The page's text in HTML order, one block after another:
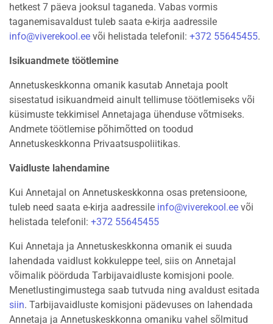
hetkest 7 päeva jooksul taganeda. Vabas vormis
taganemisavaldust tuleb saata e-kirja aadressile
info@viverekool.ee või helistada telefonil: +372 55645455.
Isikuandmete töötlemine
Annetuskeskkonna omanik kasutab Annetaja poolt
sisestatud isikuandmeid ainult tellimuse töötlemiseks või
küsimuste tekkimisel Annetajaga ühenduse võtmiseks.
Andmete töötlemise põhimõtted on toodud
Annetuskeskkonna Privaatsuspoliitikas.
Vaidluste lahendamine
Kui Annetajal on Annetuskeskkonna osas pretensioone,
tuleb need saata e-kirja aadressile info@viverekool.ee või
helistada telefonil: +372 55645455
Kui Annetaja ja Annetuskeskkonna omanik ei suuda
lahendada vaidlust kokkuleppe teel, siis on Annetajal
võimalik pöörduda Tarbijavaidluste komisjoni poole.
Menetlustingimustega saab tutvuda ning avaldust esitada
siin. Tarbijavaidluste komisjoni pädevuses on lahendada
Annetaja ja Annetuskeskkonna omaniku vahel sõlmitud